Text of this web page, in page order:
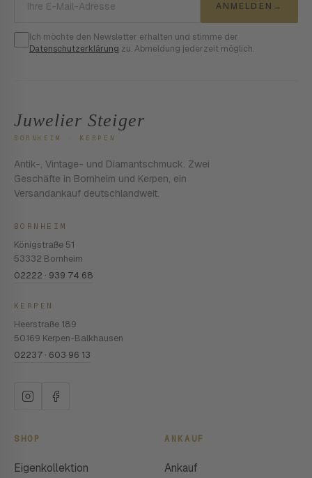
ANMELDEN →
Ich möchte den Newsletter erhalten und stimme der
Datenschutzerklärung zu. Abmeldung jederzeit möglich.
Juwelier Steiger
BORNHEIM · KERPEN
Antik-, Vintage- und Diamantschmuck. Zwei
Geschäfte in Bornheim und Kerpen, ein
Versandankauf deutschlandweit.
BORNHEIM
Königstraße 51
53332 Bornheim
02222 · 939 74 68
KERPEN
Heerstraße 189
50169 Kerpen-Balkhausen
02237 · 603 96 13
SHOP
Eigenkollektion
ANKAUF
Ankauf